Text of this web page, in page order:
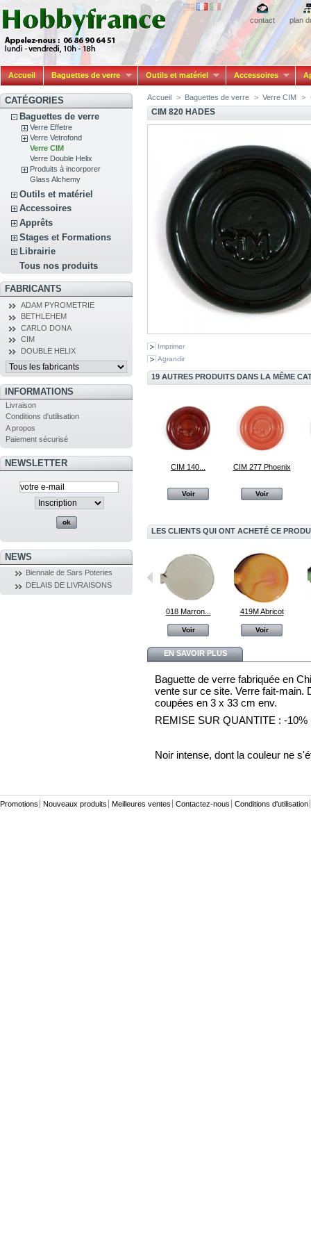
contact plan
Accueil Baguettes de verre Outils et matériel Accessoires
CATÉGORIES
Baguettes de verre
Verre Effetre
Verre Vetrofond
Verre CIM
Verre Double Helix
Produits à incorporer
Glass Alchemy
Outils et matériel
Accessoires
Apprêts
Stages et Formations
Librairie
Tous nos produits
FABRICANTS
ADAM PYROMETRIE
BETHLEHEM
CARLO DONA
CIM
DOUBLE HELIX
INFORMATIONS
Livraison
Conditions d'utilisation
A propos
Paiement sécurisé
NEWSLETTER
NEWS
Biennale de Sars Poteries
DELAIS DE LIVRAISONS
Accueil > Baguettes de verre > Verre CIM >
CIM 820 HADES
Imprimer
Agrandir
19 AUTRES PRODUITS DANS LA MÊME
CIM 140...
Voir
CIM 277 Phoenix
Voir
LES CLIENTS QUI ONT ACHETÉ CE
018 Marron...
Voir
419M Abricot
Voir
EN SAVOIR PLUS
Baguette de verre fabriquée en
vente sur ce site. Verre fait-main.
coupées en 3 x 33 cm env.
REMISE SUR QUANTITE : -10%
Noir intense, dont la couleur ne
Promotions Nouveaux produits Meilleures ventes Contactez-nous Conditions d'utilisation